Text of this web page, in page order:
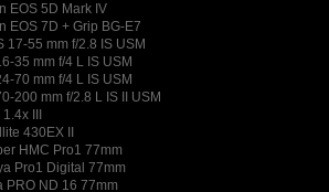
EOS 5D Mark IV
EOS 7D + Grip BG-E7
17-55 mm f/2.8 IS USM
35 mm f/4 L IS USM
70 mm f/4 L IS USM
200 mm f/2.8 L IS II USM
III
430EX II
HMC Pro1 77mm
Pro1 Digital 77mm
PRO ND 16 77mm